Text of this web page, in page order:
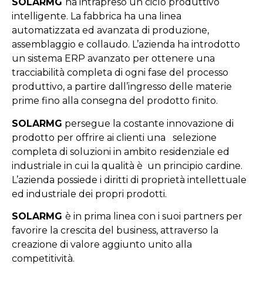
intelligente. La fabbrica ha una linea
automatizzata ed avanzata di produzione,
assemblaggio e collaudo. L’azienda ha introdotto
un sistema ERP avanzato per ottenere una
tracciabilità completa di ogni fase del processo
produttivo, a partire dall’ingresso delle materie
prime fino alla consegna del prodotto finito.
SOLARMG persegue la costante innovazione di
prodotto per offrire ai clienti una selezione
completa di soluzioni in ambito residenziale ed
industriale in cui la qualità è un principio cardine.
L’azienda possiede i diritti di proprietà intellettuale
ed industriale dei propri prodotti.
SOLARMG è in prima linea con i suoi partners per
favorire la crescita del business, attraverso la
creazione di valore aggiunto unito alla
competitività.